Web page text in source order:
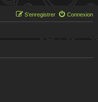
Connexion
S’enregistrer